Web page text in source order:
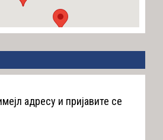
адресу и пријавите се